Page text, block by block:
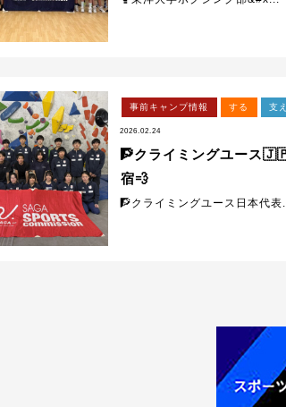
事前キャンプ情報 する 支
2026.02.24
🧗クライミングユース
宿💨
🧗クライミングユース日本代表